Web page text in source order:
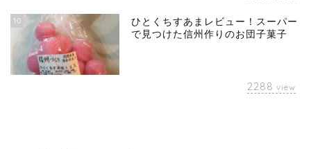
10
ひとくちすあまレビュー！スーパー
で見つけた信州作りのお団子菓子
2288 view